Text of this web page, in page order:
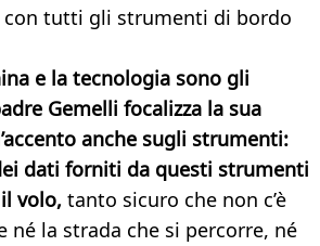
tutti gli strumenti di bordo
e la tecnologia sono gli
Gemelli focalizza la sua
anche sugli strumenti:
dati forniti da questi strumenti
volo, tanto sicuro che non c’è
né la strada che si percorre, né